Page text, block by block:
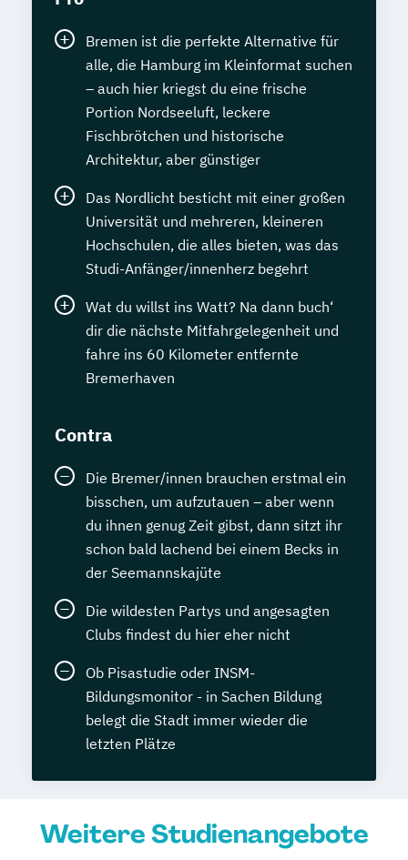
Bremen ist die perfekte Alternative für
alle, die Hamburg im Kleinformat suchen
– auch hier kriegst du eine frische
Portion Nordseeluft, leckere
Fischbrötchen und historische
Architektur, aber günstiger
Das Nordlicht besticht mit einer großen
Universität und mehreren, kleineren
Hochschulen, die alles bieten, was das
Studi-Anfänger/innenherz begehrt
Wat du willst ins Watt? Na dann buch‘
dir die nächste Mitfahrgelegenheit und
fahre ins 60 Kilometer entfernte
Bremerhaven
Contra
Die Bremer/innen brauchen erstmal ein
bisschen, um aufzutauen – aber wenn
du ihnen genug Zeit gibst, dann sitzt ihr
schon bald lachend bei einem Becks in
der Seemannskajüte
Die wildesten Partys und angesagten
Clubs findest du hier eher nicht
Ob Pisastudie oder INSM-
Bildungsmonitor - in Sachen Bildung
belegt die Stadt immer wieder die
letzten Plätze
Weitere Studienangebote